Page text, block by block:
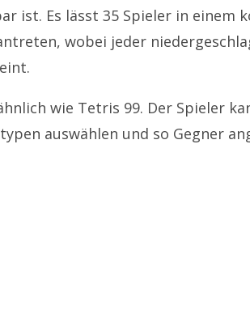
ist. Es lässt 35 Spieler in einem
wobei jeder
wie Tetris 99. Der Spieler
auswählen und so Gegner